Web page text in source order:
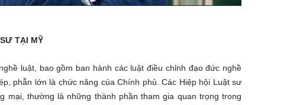
TẠI MỸ
luật, bao gồm ban hành các luật điều chỉnh đạo đức nghề
phẫn lớn là chức năng của Chính phủ. Các Hiệp hội Luật sư
mại, thường là những thành phần tham gia quan trọng trong